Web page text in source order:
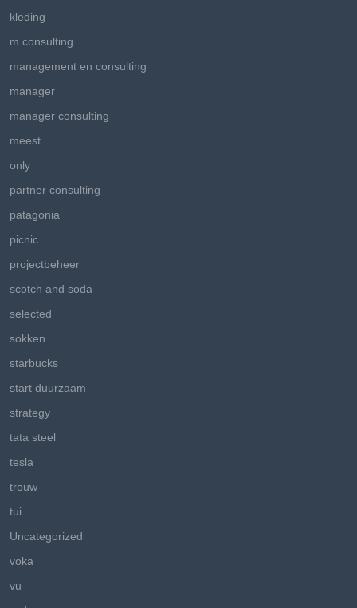
kleding
m consulting
management en consulting
manager
manager consulting
meest
only
partner consulting
patagonia
picnic
projectbeheer
scotch and soda
selected
sokken
starbucks
start duurzaam
strategy
tata steel
tesla
trouw
tui
Uncategorized
voka
vu